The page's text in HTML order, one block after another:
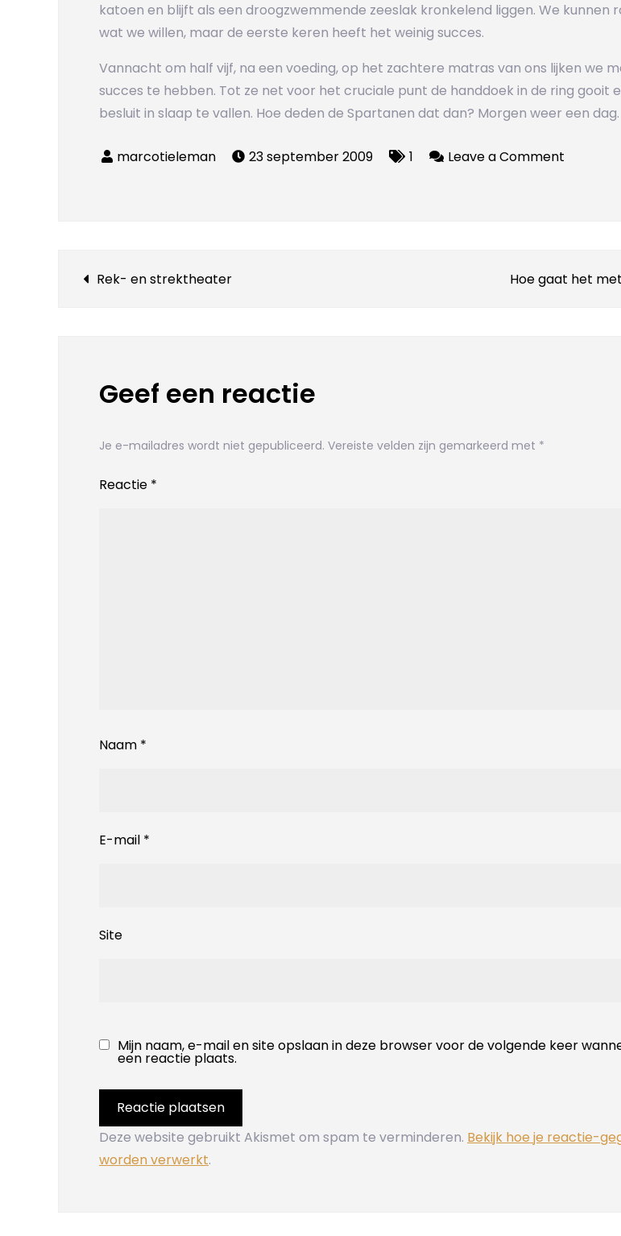
katoen en blijft als een droogzwemmende zeeslak kronkelend liggen. We kunnen
wat we willen, maar de eerste keren heeft het weinig succes.
Vannacht om half vijf, na een voeding, op het zachtere matras van ons lijken we
succes te hebben. Tot ze net voor het cruciale punt de handdoek in de ring gooit
besluit in slaap te vallen. Hoe deden de Spartanen dat dan? Morgen weer een dag.
23 september 2009 1 Leave a Comment
Bericht
Rek- en strektheater Hoe gaat het
Geef een reactie
Je e-mailadres wordt niet gepubliceerd. Vereiste velden zijn gemarkeerd met *
Reactie *
Naam *
E-mail *
Site
Mijn naam, e-mail en site opslaan in deze browser voor de volgende keer
een reactie plaats.
Deze website gebruikt Akismet om spam te verminderen. Bekijk hoe je reactie-
worden verwerkt.